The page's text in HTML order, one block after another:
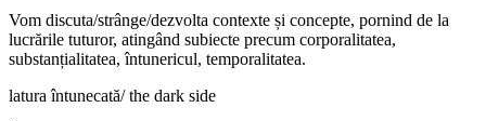
Vom discuta/strânge/dezvolta contexte și concepte, pornind de la
lucrările tuturor, atingând subiecte precum corporalitatea,
substanțialitatea, întunericul, temporalitatea.
latura întunecată/ the dark side